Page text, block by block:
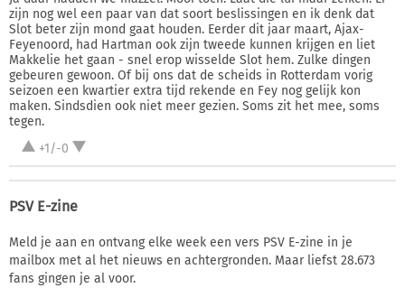
zijn nog wel een paar van dat soort beslissingen en ik denk dat
Slot beter zijn mond gaat houden. Eerder dit jaar maart, Ajax-
Feyenoord, had Hartman ook zijn tweede kunnen krijgen en liet
Makkelie het gaan - snel erop wisselde Slot hem. Zulke dingen
gebeuren gewoon. Of bij ons dat de scheids in Rotterdam vorig
seizoen een kwartier extra tijd rekende en Fey nog gelijk kon
maken. Sindsdien ook niet meer gezien. Soms zit het mee, soms
tegen.
+1/-0
PSV E-zine
Meld je aan en ontvang elke week een vers PSV E-zine in je
mailbox met al het nieuws en achtergronden. Maar liefst 28.673
fans gingen je al voor.